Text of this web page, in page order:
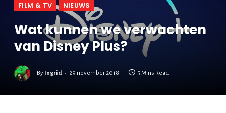
FILM & TV NIEUWS
Wat kunnen we verwachten
van Disney Plus?
By Ingrid 29 november 2018 5 Mins Read